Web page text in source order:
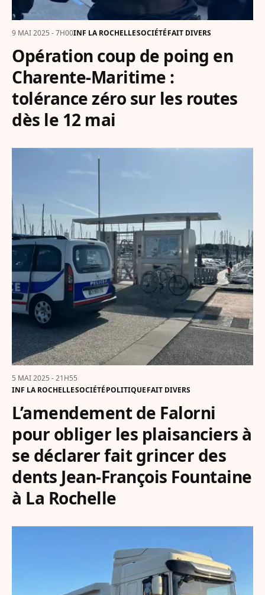
9 MAI 2025 - 7H00INF LA ROCHELLESOCIÉTÉFAIT DIVERS
Opération coup de poing en
Charente-Maritime :
tolérance zéro sur les routes
dès le 12 mai
5 MAI 2025 - 21H55
INF LA ROCHELLESOCIÉTÉPOLITIQUEFAIT DIVERS
L’amendement de Falorni
pour obliger les plaisanciers à
se déclarer fait grincer des
dents Jean-François Fountaine
à La Rochelle